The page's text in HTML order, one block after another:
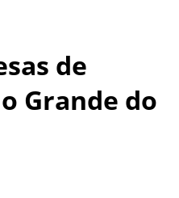
de
Grande do